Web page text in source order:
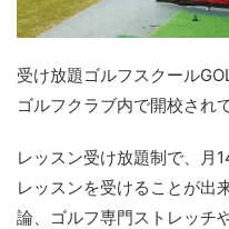
受け放題ゴルフスクール
ゴルフクラブ内で開校され
レッスン受け放題制で、月
レッスンを受けることが出
論、ゴルフ専門ストレッチ